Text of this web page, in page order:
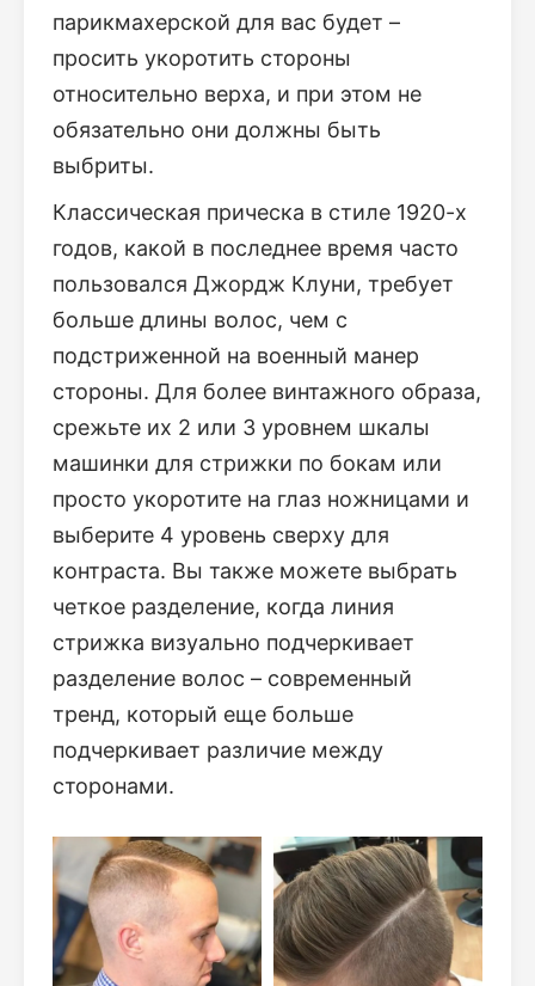
парикмахерской для вас будет –
просить укоротить стороны
относительно верха, и при этом не
обязательно они должны быть
выбриты.
Классическая прическа в стиле 1920-х
годов, какой в последнее время часто
пользовался Джордж Клуни, требует
больше длины волос, чем с
подстриженной на военный манер
стороны. Для более винтажного образа,
срежьте их 2 или 3 уровнем шкалы
машинки для стрижки по бокам или
просто укоротите на глаз ножницами и
выберите 4 уровень сверху для
контраста. Вы также можете выбрать
четкое разделение, когда линия
стрижка визуально подчеркивает
разделение волос – современный
тренд, который еще больше
подчеркивает различие между
сторонами.